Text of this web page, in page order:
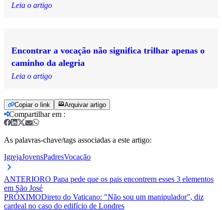
Leia o artigo
Encontrar a vocação não significa trilhar apenas o
caminho da alegria
Leia o artigo
Copiar o link Arquivar artigo
Compartilhar em :
As palavras-chave/tags associadas a este artigo:
IgrejaJovensPadresVocação
ANTERIORO Papa pede que os pais encontrem esses 3 elementos
em São José
PRÓXIMODireto do Vaticano: "Não sou um manipulador", diz
cardeal no caso do edifício de Londres